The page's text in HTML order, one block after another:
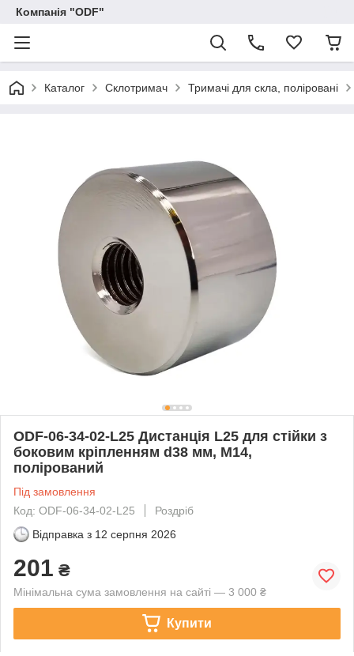
Компанія "ODF"
Каталог Склотримач Тримачі для скла, поліровані
ODF-06-34-02-L25 Дистанція L25 для стійки з
боковим кріпленням d38 мм, M14,
полірований
Під замовлення
Код: ODF-06-34-02-L25
Роздріб
Відправка з 12 серпня 2026
201 ₴
Мінімальна сума замовлення на сайті — 3 000 ₴
Купити